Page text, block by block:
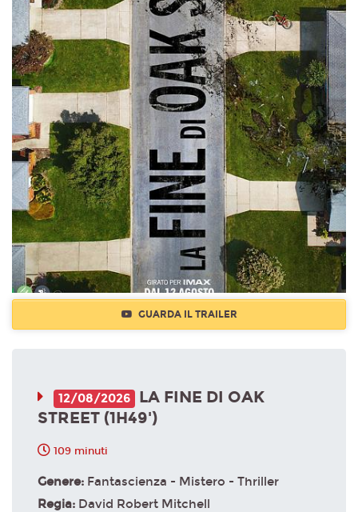
GUARDA IL TRAILER
12/08/2026
LA FINE DI OAK
STREET (1H49')
109 minuti
Genere: Fantascienza - Mistero - Thriller
Regia: David Robert Mitchell